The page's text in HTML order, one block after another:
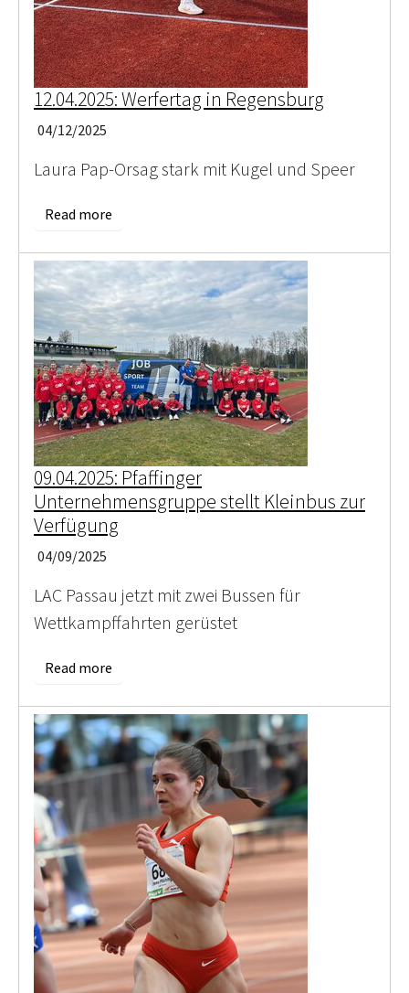
12.04.2025: Werfertag in Regensburg
04/12/2025
Laura Pap-Orsag stark mit Kugel und Speer
Read more
09.04.2025: Pfaffinger
Unternehmensgruppe stellt Kleinbus zur
Verfügung
04/09/2025
LAC Passau jetzt mit zwei Bussen für
Wettkampffahrten gerüstet
Read more